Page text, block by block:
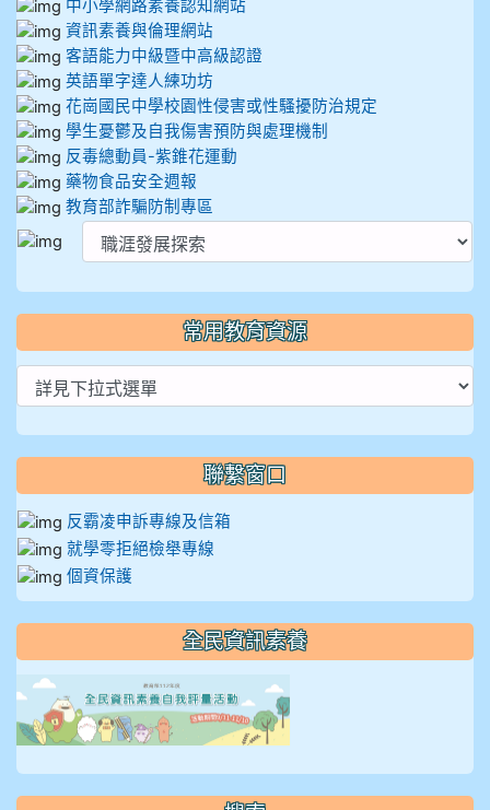
中小學網路素養認知網站
資訊素養與倫理網站
客語能力中級暨中高級認證
英語單字達人練功坊
花崗國民中學校園性侵害或性騷擾防治規定
學生憂鬱及自我傷害預防與處理機制
反毒總動員-紫錐花運動
藥物食品安全週報
教育部詐騙防制專區
常用教育資源
聯繫窗口
反霸凌申訴專線及信箱
就學零拒絕檢舉專線
個資保護
全民資訊素養